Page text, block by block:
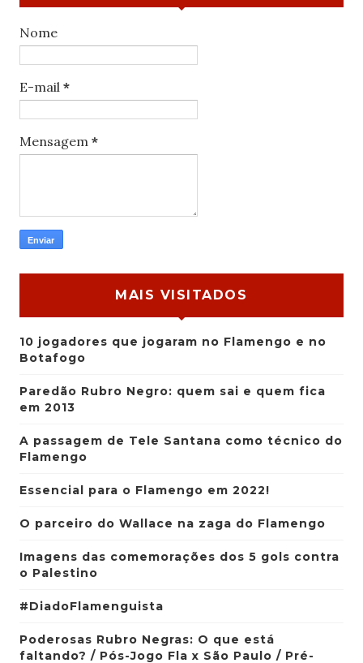
Nome
E-mail *
Mensagem *
MAIS VISITADOS
10 jogadores que jogaram no Flamengo e no
Botafogo
Paredão Rubro Negro: quem sai e quem fica
em 2013
A passagem de Tele Santana como técnico do
Flamengo
Essencial para o Flamengo em 2022!
O parceiro do Wallace na zaga do Flamengo
Imagens das comemorações dos 5 gols contra
o Palestino
#DiadoFlamenguista
Poderosas Rubro Negras: O que está
faltando? / Pós-Jogo Fla x São Paulo / Pré-